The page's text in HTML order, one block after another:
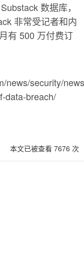
数据库，
非常受记者和内
有 500 万付费订
news/security/
data-breach/
本文已被查看 7676 次